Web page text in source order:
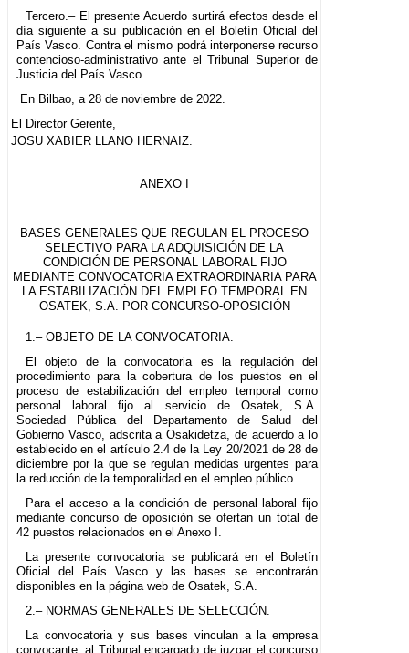
Tercero.– El presente Acuerdo surtirá efectos desde el
día siguiente a su publicación en el Boletín Oficial del
País Vasco. Contra el mismo podrá interponerse recurso
contencioso-administrativo ante el Tribunal Superior de
Justicia del País Vasco.
En Bilbao, a 28 de noviembre de 2022.
El Director Gerente,
JOSU XABIER LLANO HERNAIZ.
ANEXO I
BASES GENERALES QUE REGULAN EL PROCESO
SELECTIVO PARA LA ADQUISICIÓN DE LA
CONDICIÓN DE PERSONAL LABORAL FIJO
MEDIANTE CONVOCATORIA EXTRAORDINARIA PARA
LA ESTABILIZACIÓN DEL EMPLEO TEMPORAL EN
OSATEK, S.A. POR CONCURSO-OPOSICIÓN
1.– OBJETO DE LA CONVOCATORIA.
El objeto de la convocatoria es la regulación del
procedimiento para la cobertura de los puestos en el
proceso de estabilización del empleo temporal como
personal laboral fijo al servicio de Osatek, S.A.
Sociedad Pública del Departamento de Salud del
Gobierno Vasco, adscrita a Osakidetza, de acuerdo a lo
establecido en el artículo 2.4 de la Ley 20/2021 de 28 de
diciembre por la que se regulan medidas urgentes para
la reducción de la temporalidad en el empleo público.
Para el acceso a la condición de personal laboral fijo
mediante concurso de oposición se ofertan un total de
42 puestos relacionados en el Anexo I.
La presente convocatoria se publicará en el Boletín
Oficial del País Vasco y las bases se encontrarán
disponibles en la página web de Osatek, S.A.
2.– NORMAS GENERALES DE SELECCIÓN.
La convocatoria y sus bases vinculan a la empresa
convocante, al Tribunal encargado de juzgar el concurso